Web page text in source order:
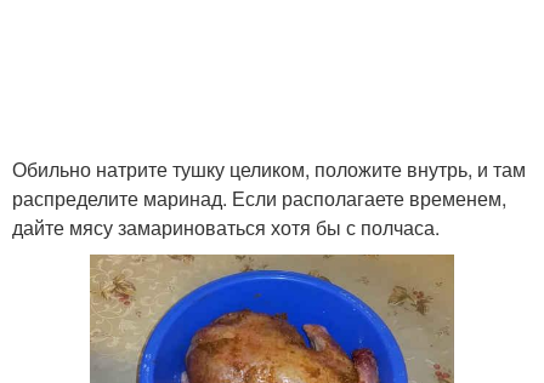
Обильно натрите тушку целиком, положите внутрь, и там
распределите маринад. Если располагаете временем,
дайте мясу замариноваться хотя бы с полчаса.